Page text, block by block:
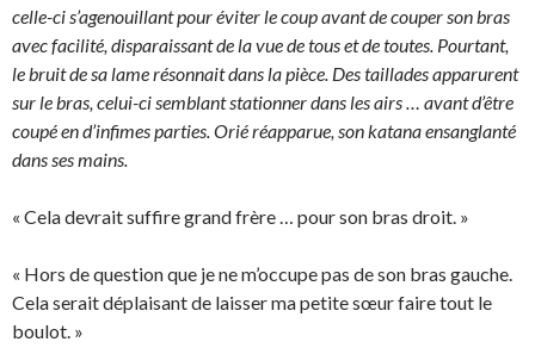
celle-ci s’agenouillant pour éviter le coup avant de couper son bras
avec facilité, disparaissant de la vue de tous et de toutes. Pourtant,
le bruit de sa lame résonnait dans la pièce. Des taillades apparurent
sur le bras, celui-ci semblant stationner dans les airs … avant d’être
coupé en d’infimes parties. Orié réapparue, son katana ensanglanté
dans ses mains.
« Cela devrait suffire grand frère … pour son bras droit. »
« Hors de question que je ne m’occupe pas de son bras gauche.
Cela serait déplaisant de laisser ma petite sœur faire tout le
boulot. »